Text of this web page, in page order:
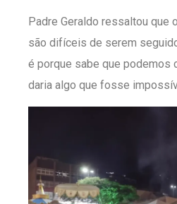
Padre Geraldo ressaltou que
são difíceis de serem
é porque sabe que podemos
daria algo que fosse